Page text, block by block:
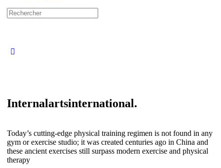
Recherche
pour:
Internalartsinternational.
Today’s cutting-edge physical training regimen is not found in any
gym or exercise studio; it was created centuries ago in China and
these ancient exercises still surpass modern exercise and physical
therapy